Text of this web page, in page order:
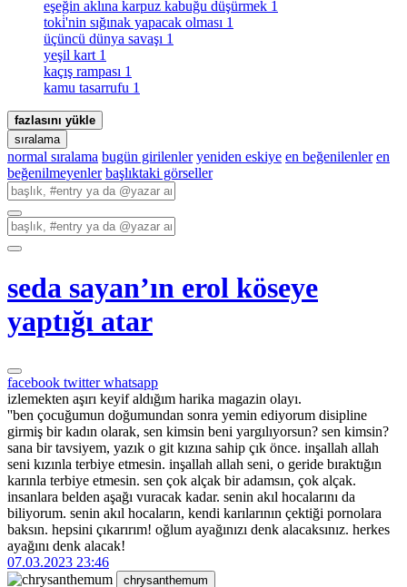
eşeğin aklına karpuz kabuğu düşürmek 1
toki̇'nin sığınak yapacak olması 1
üçüncü dünya savaşı 1
yeşil kart 1
kaçış rampası 1
kamu tasarrufu 1
fazlasını yükle
sıralama
normal sıralama bugün girilenler yeniden eskiye en beğenilenler en
beğenilmeyenler başlıktaki görseller
seda sayan’ın erol köseye
yaptığı atar
facebook twitterwhatsapp
izlemekten aşırı keyif aldığım harika magazin olayı.
''ben çocuğumun doğumundan sonra yemin ediyorum disipline
girmiş bir kadın olarak, sen kimsin beni yargılıyorsun? sen kimsin?
sana bir tavsiyem, yazık o git kızına sahip çık önce. inşallah allah
seni kızınla terbiye etmesin. inşallah allah seni, o geride bıraktığın
karınla terbiye etmesin. sen çok alçak bir adamsın, çok alçak.
insanlara belden aşağı vuracak kadar. senin akıl hocalarını da
biliyorum. senin akıl hocaların, kendi karılarının çektiği pornolara
baksın. hepsini çıkarırım! oğlum ayağınızı denk alacaksınız. herkes
ayağını denk alacak!
07.03.2023 23:46
chrysanthemum